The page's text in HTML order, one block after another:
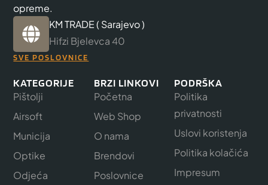
opreme.
KM TRADE ( Sarajevo )
Hifzi Bjelevca 40
SVE POSLOVNICE
KATEGORIJE
Pištolji
Airsoft
Municija
Optike
Odjeća
BRZI LINKOVI
Početna
Web Shop
O nama
Brendovi
Poslovnice
PODRŠKA
Politika
privatnosti
Uslovi koristenja
Politika kolačića
Impresum